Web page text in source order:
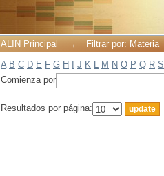
ALIN Principal →
Filtrar por: Materia
A B C D E F G H J K L M N O P Q R S
Comienza por
Resultados por página: